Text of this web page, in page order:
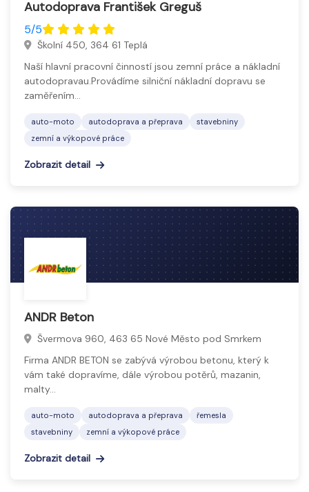
Autodoprava František Greguš
5/5
Školní 450, 364 61 Teplá
Naší hlavní pracovní činností jsou zemní práce a nákladní
autodopravau.Provádíme silniční nákladní dopravu se
zaměřením…
auto-moto autodoprava a přeprava
stavebniny
zemní a výkopové práce
Zobrazit detail
ANDR Beton
Švermova 960, 463 65 Nové Město pod Smrkem
Firma ANDR BETON se zabývá výrobou betonu, který k
vám také dopravíme, dále výrobou potěrů, mazanin,
malty…
auto-moto autodoprava a přeprava
řemesla
stavebniny
zemní a výkopové práce
Zobrazit detail